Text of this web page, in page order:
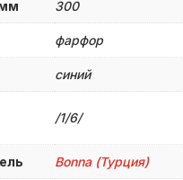
300
фарфор
синий
/1/6/
Bonna (Турция)